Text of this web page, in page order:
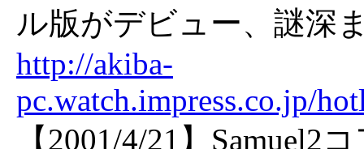
ル版がデビュー、謎深
http://akiba-
pc.watch.impress.co.jp/
【2001/4/21】Samuel2